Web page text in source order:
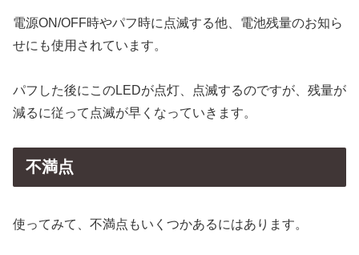
電源ON/OFF時やパフ時に点滅する他、電池残量のお知ら
せにも使用されています。
パフした後にこのLEDが点灯、点滅するのですが、残量が
減るに従って点滅が早くなっていきます。
不満点
使ってみて、不満点もいくつかあるにはあります。